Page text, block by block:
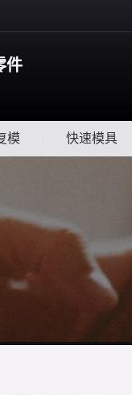
件
模 快速模具